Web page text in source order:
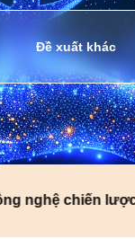
Đề xuất khác
chiến lược ưu